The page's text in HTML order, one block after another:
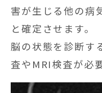
害が生じる他の病
と確定させます。
脳の状態を診断す
査やMRI検査が必